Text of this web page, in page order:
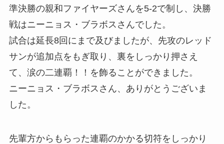
準決勝の親和ファイヤーズさんを5-2で制し、決勝
戦はニーニョス・ブラボスさんでした。
試合は延長8回にまで及びましたが、先攻のレッド
サンが追加点をもぎ取り、裏をしっかり押さえ
て、涙の二連覇！！を飾ることができました。
ニーニョス・ブラボスさん、ありがとうございま
した。
先輩方からもらった連覇のかかる切符をしっかり